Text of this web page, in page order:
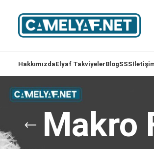
HakkımızdaElyaf TakviyelerBlogSSS
Makro